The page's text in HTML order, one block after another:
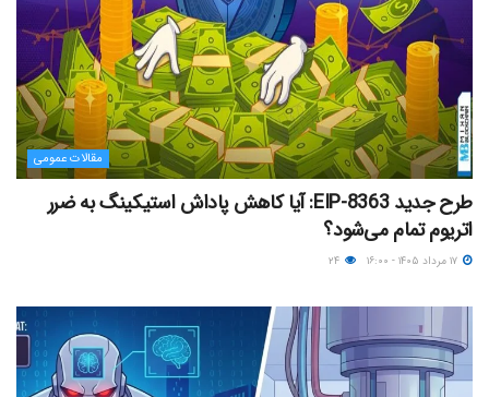
مقالات عمومی
طرح جدید EIP-8363: آیا کاهش پاداش استیکینگ به ضرر
اتریوم تمام می‌شود؟